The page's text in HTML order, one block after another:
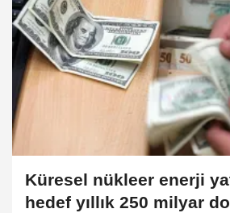
Küresel nükleer enerji
hedef yıllık 250 milyar